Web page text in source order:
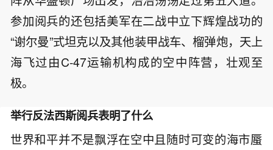
参加阅兵的还包括美军在二战中立下辉煌战功的
“谢尔曼”式坦克以及其他装甲战车、榴弹炮，天上
海飞过由C-47运输机构成的空中阵营，壮观至
极。
举行反法西斯阅兵表明了什么
世界和平并不是飘浮在空中且随时可变的海市蜃